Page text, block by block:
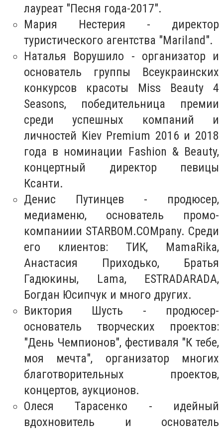
лауреат "Песня года-2017".
Мария Нестерия - директор
туристического агентства "Mariland".
Наталья Ворушило - организатор и
основатель группы Всеукраинских
конкурсов красоты Miss Beauty 4
Seasons, победительница премии
среди успешных компаний и
личностей Kiev Premium 2016 и 2018
года в номинации Fashion & Beauty,
концертный директор певицы
Ксанти.
Денис Путинцев - продюсер,
медиаменю, основатель промо-
компаниии STARBOM.COMpany. Среди
его клиентов: ТИК, MamaRika,
Анастасия Приходько, Братья
Гадюкины, Lama, ESTRADARADA,
Богдан Юсипчук и много других.
Виктория Шусть - продюсер-
основатель творческих проектов:
"День Чемпионов", фестиваля "К тебе,
моя мечта", организатор многих
благотворительных проектов,
концертов, аукционов.
Олеся Тарасенко - идейный
вдохновитель и основатель